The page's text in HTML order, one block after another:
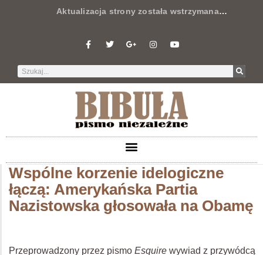
Aktualizacja strony została wstrzymana…
Wspólne korzenie idelogiczne
łączą: Amerykańska Partia
Nazistowska głosowała na Obamę
Przeprowadzony przez pismo Esquire wywiad z przywódcą